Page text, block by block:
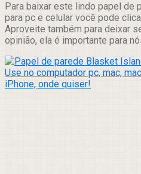
Para baixar este lindo papel de
para pc e celular você pode
Aproveite também para deixar
opinião, ela é importante para